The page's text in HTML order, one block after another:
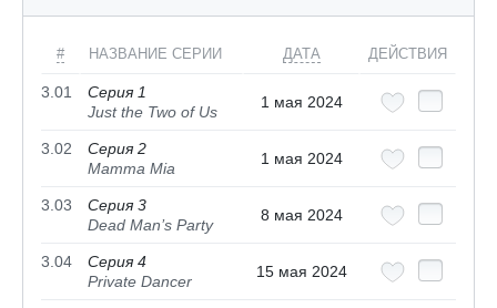
# НАЗВАНИЕ СЕРИИ ДАТА ДЕЙСТВИЯ
3.01
Серия 1
Just the Two of Us
1 мая 2024
3.02
Серия 2
Mamma Mia
1 мая 2024
3.03
Серия 3
Dead Man’s Party
8 мая 2024
3.04
Серия 4
Private Dancer
15 мая 2024